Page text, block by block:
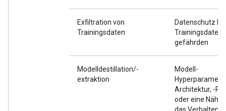
Exfiltration von
Trainingsdaten
Datenschutz bei
Trainingsdaten
gefährden
Modelldestillation/-
extraktion
Modell-
Architektur, -
oder eine